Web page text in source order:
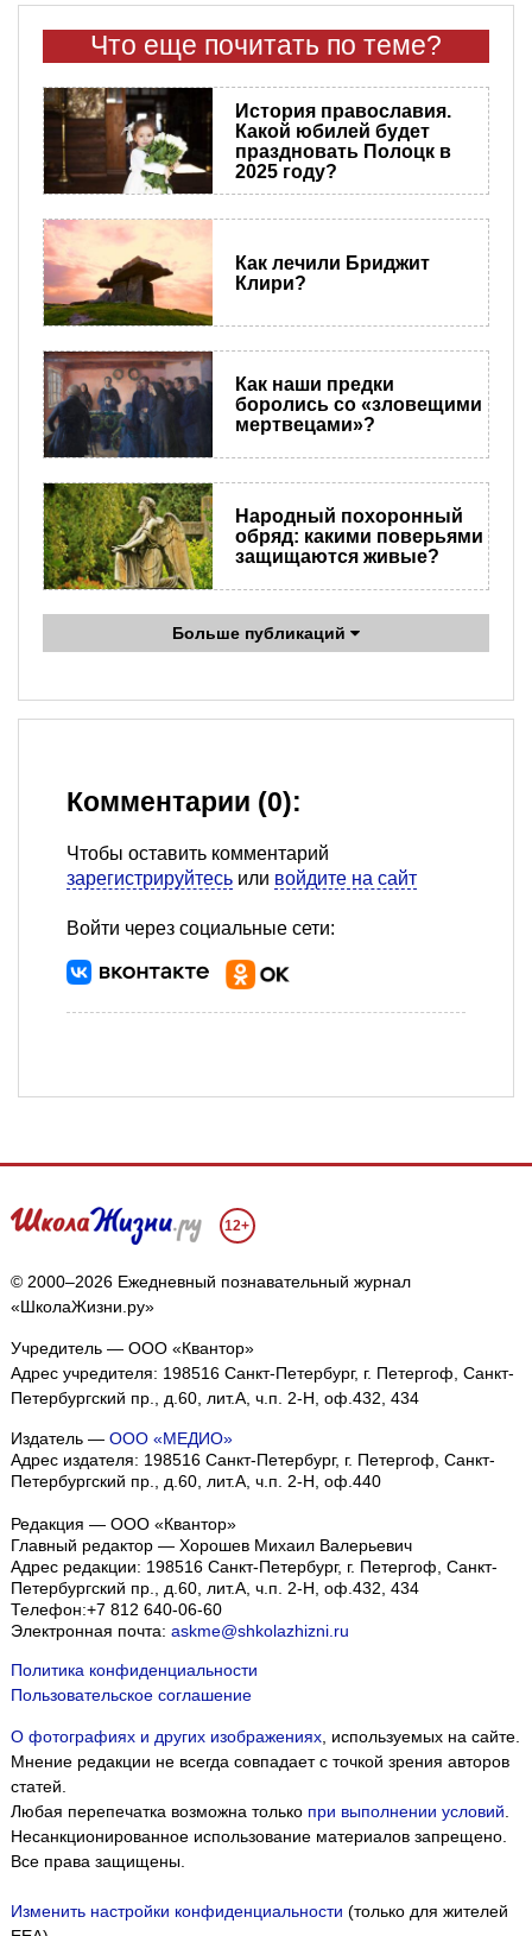
Что еще почитать по теме?
История православия.
Какой юбилей будет
праздновать Полоцк в
2025 году?
Как лечили Бриджит
Клири?
Как наши предки
боролись со «зловещими
мертвецами»?
Народный похоронный
обряд: какими поверьями
защищаются живые?
Больше публикаций
Комментарии (0):
Чтобы оставить комментарий
зарегистрируйтесь или войдите на сайт
Войти через социальные сети:
12+
© 2000–2026 Ежедневный познавательный журнал
«ШколаЖизни.ру»
Учредитель — ООО «Квантор»
Адрес учредителя: 198516 Санкт-Петербург, г. Петергоф, Санкт-
Петербургский пр., д.60, лит.А, ч.п. 2-Н, оф.432, 434
Издатель — ООО «МЕДИО»
Адрес издателя: 198516 Санкт-Петербург, г. Петергоф, Санкт-
Петербургский пр., д.60, лит.А, ч.п. 2-Н, оф.440
Редакция — ООО «Квантор»
Главный редактор — Хорошев Михаил Валерьевич
Адрес редакции: 198516 Санкт-Петербург, г. Петергоф, Санкт-
Петербургский пр., д.60, лит.А, ч.п. 2-Н, оф.432, 434
Телефон:+7 812 640-06-60
Электронная почта: askme@shkolazhizni.ru
Политика конфиденциальности
Пользовательское соглашение
О фотографиях и других изображениях, используемых на сайте.
Мнение редакции не всегда совпадает с точкой зрения авторов
статей.
Любая перепечатка возможна только при выполнении условий.
Несанкционированное использование материалов запрещено.
Все права защищены.
Изменить настройки конфиденциальности (только для жителей